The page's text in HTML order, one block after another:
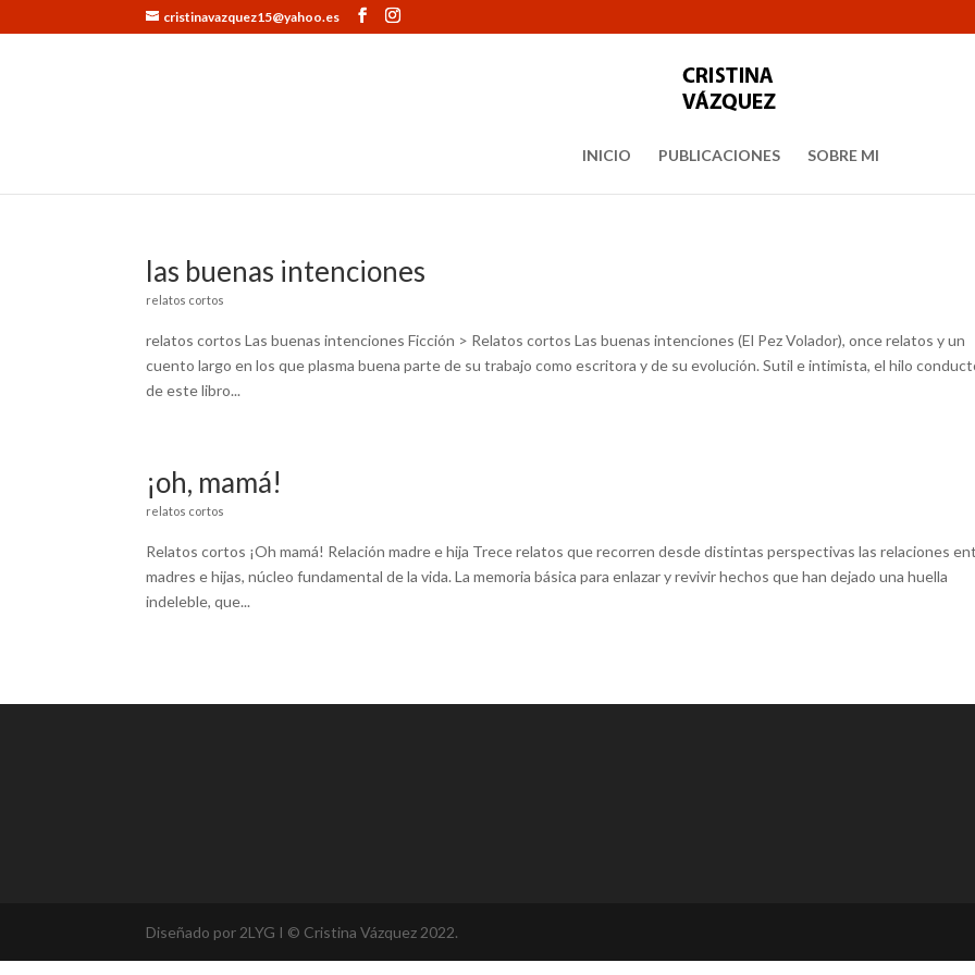
cristinavazquez15@yahoo.es
INICIO PUBLICACIONES SOBRE MI
las buenas intenciones
relatos cortos
relatos cortos Las buenas intenciones Ficción > Relatos cortos Las buenas intenciones (El Pez Volador), once relatos y un
cuento largo en los que plasma buena parte de su trabajo como escritora y de su evolución. Sutil e intimista, el hilo
de este libro...
¡oh, mamá!
relatos cortos
Relatos cortos ¡Oh mamá! Relación madre e hija Trece relatos que recorren desde distintas perspectivas las relaciones
madres e hijas, núcleo fundamental de la vida. La memoria básica para enlazar y revivir hechos que han dejado una huella
indeleble, que...
Diseñado por 2LYG I © Cristina Vázquez 2022.